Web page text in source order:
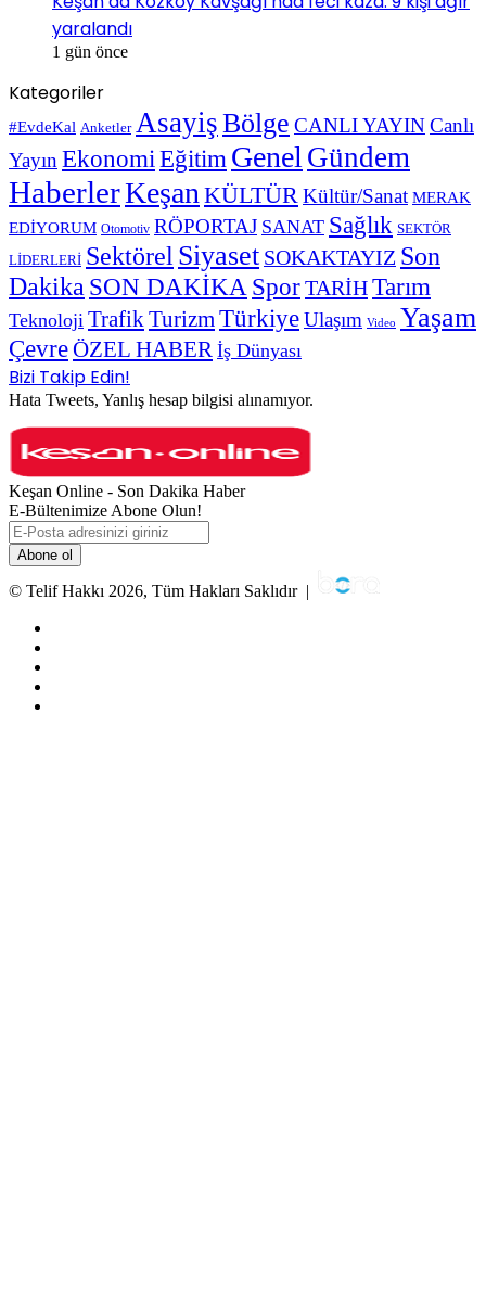
yaralandı
1 gün önce
Kategoriler
#EvdeKal Anketler AsayişBölge CANLI YAYINCanlı
Yayın Ekonomi Eğitim Genel Gündem
HaberlerKeşan KÜLTÜRKültür/Sanat MERAK
EDİYORUM Otomotiv RÖPORTAJ SANAT Sağlık SEKTÖR
LİDERLERİ Sektörel Siyaset SOKAKTAYIZ Son
Dakika SON DAKİKA SporTARİHTarım
Teknoloji TrafikTurizmTürkiyeUlaşım Video Yaşam
ÇevreÖZEL HABER İş Dünyası
Bizi Takip Edin!
Hata Tweets, Yanlış hesap bilgisi alınamıyor.
Keşan Online - Son Dakika Haber
E-Bültenimize Abone Olun!
E-
Posta
adresinizi
giriniz
© Telif Hakkı 2026, Tüm Hakları Saklıdır |